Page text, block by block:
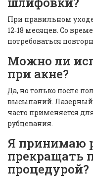
При правильном
12‑18 месяцев. Со
потребоваться
Можно ли
при акне?
Да, но только после
высыпаний.
часто применяется
рубцевания.
Я принимаю
прекращать
процедурой?